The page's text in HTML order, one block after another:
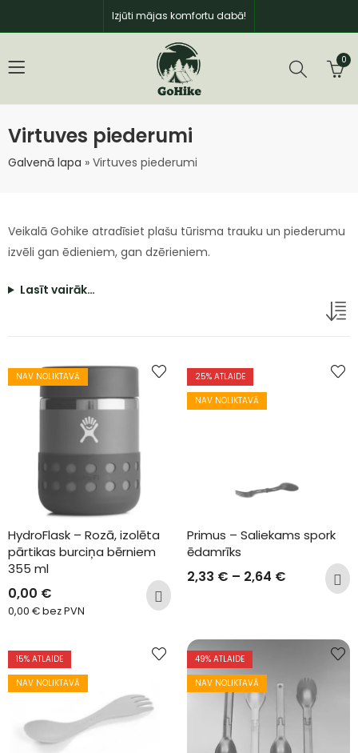
Izjūti mājas komfortu dabā!
0
Virtuves piederumi
Galvenā lapa » Virtuves piederumi
Veikalā Gohike atradīsiet plašu tūrisma trauku un piederumu
izvēli gan ēdieniem, gan dzērieniem.
Lasīt vairāk…
NAV NOLIKTAVĀ
HydroFlask – Rozā, izolēta
pārtikas burciņa bērniem
355 ml
0,00 €
0,00 €bez PVN
25% ATLAIDE
NAV NOLIKTAVĀ
Primus – Saliekams spork
ēdamrīks
2,33 € – 2,64 €
15% ATLAIDE
NAV NOLIKTAVĀ
49% ATLAIDE
NAV NOLIKTAVĀ